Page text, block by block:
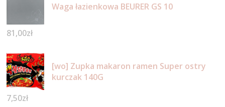
Waga łazienkowa BEURER GS 10
81,00zł
[wo] Zupka makaron ramen Super ostry
kurczak 140G
7,50zł